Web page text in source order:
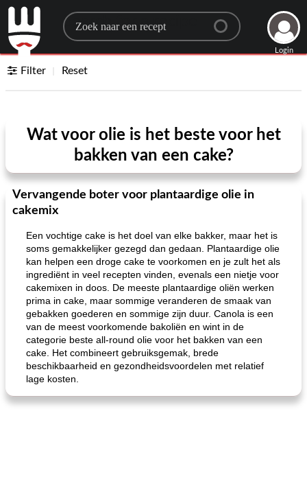
Search for a recipe
Login
Filter Reset
Wat voor olie is het beste voor het
bakken van een cake?
Vervangende boter voor plantaardige olie in
cakemix
Een vochtige cake is het doel van elke bakker, maar het is
soms gemakkelijker gezegd dan gedaan. Plantaardige olie
kan helpen een droge cake te voorkomen en je zult het als
ingrediënt in veel recepten vinden, evenals een nietje voor
cakemixen in doos. De meeste plantaardige oliën werken
prima in cake, maar sommige veranderen de smaak van
gebakken goederen en sommige zijn duur. Canola is een
van de meest voorkomende bakoliën en wint in de
categorie beste all-round olie voor het bakken van een
cake. Het combineert gebruiksgemak, brede
beschikbaarheid en gezondheidsvoordelen met relatief
lage kosten.